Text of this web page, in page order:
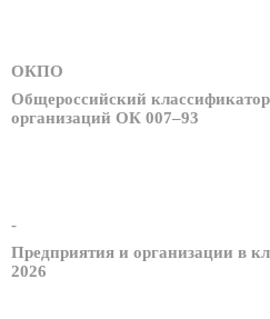
ОКПО
Общероссийский
организаций ОК 007–93
-
Предприятия и организации в
2026